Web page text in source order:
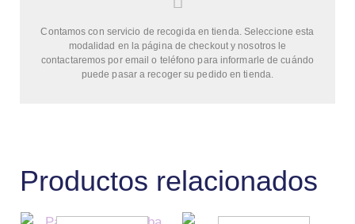
Contamos con servicio de recogida en tienda. Seleccione esta
modalidad en la página de checkout y nosotros le
contactaremos por email o teléfono para informarle de cuándo
puede pasar a recoger su pedido en tienda.
Productos relacionados